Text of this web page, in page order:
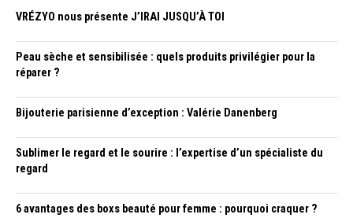
VRÉZYO nous présente J’IRAI JUSQU’À TOI
Peau sèche et sensibilisée : quels produits privilégier pour la
réparer ?
Bijouterie parisienne d’exception : Valérie Danenberg
Sublimer le regard et le sourire : l’expertise d’un spécialiste du
regard
6 avantages des boxs beauté pour femme : pourquoi craquer ?